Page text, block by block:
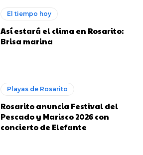
El tiempo hoy
Así estará el clima en Rosarito:
Brisa marina
Playas de Rosarito
Rosarito anuncia Festival del
Pescado y Marisco 2026 con
concierto de Elefante